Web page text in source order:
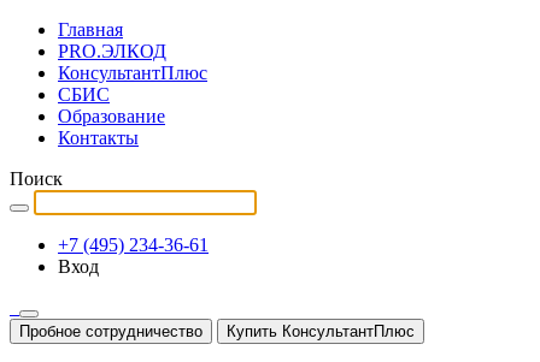
Главная
PRO.ЭЛКОД
КонсультантПлюс
СБИС
Образование
Контакты
Поиск
+7 (495) 234-36-61
Вход
Пробное сотрудничество Купить КонсультантПлюс